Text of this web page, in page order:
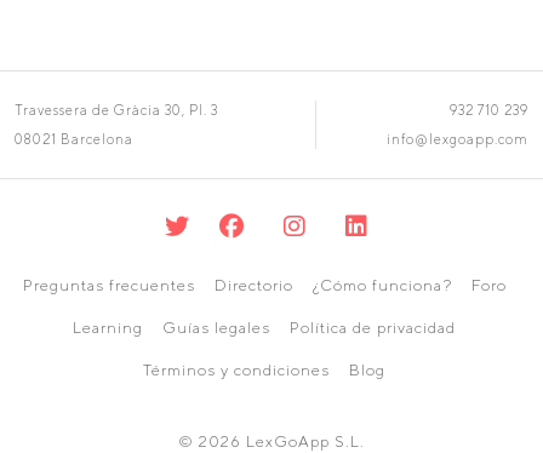
Travessera de Gràcia 30, Pl. 3
08021 Barcelona
932 710 239
info@lexgoapp.com
Preguntas frecuentes Directorio ¿Cómo funciona? Foro
Learning Guías legales Política de privacidad
Términos y condiciones Blog
© 2026 LexGoApp S.L.